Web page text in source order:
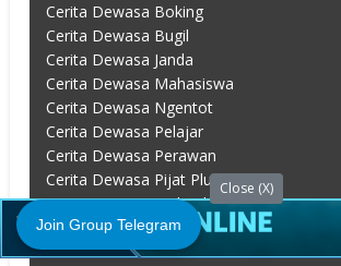
Cerita Dewasa Boking
Cerita Dewasa Bugil
Cerita Dewasa Janda
Cerita Dewasa Mahasiswa
Cerita Dewasa Ngentot
Cerita Dewasa Pelajar
Cerita Dewasa Perawan
Cerita Dewasa Pijat Plus
Cerita Dewasa Sedarah
Cerita Dewasa Selingkuh
Cerita Dewasa Suster
Close (X)
Join Group Telegram